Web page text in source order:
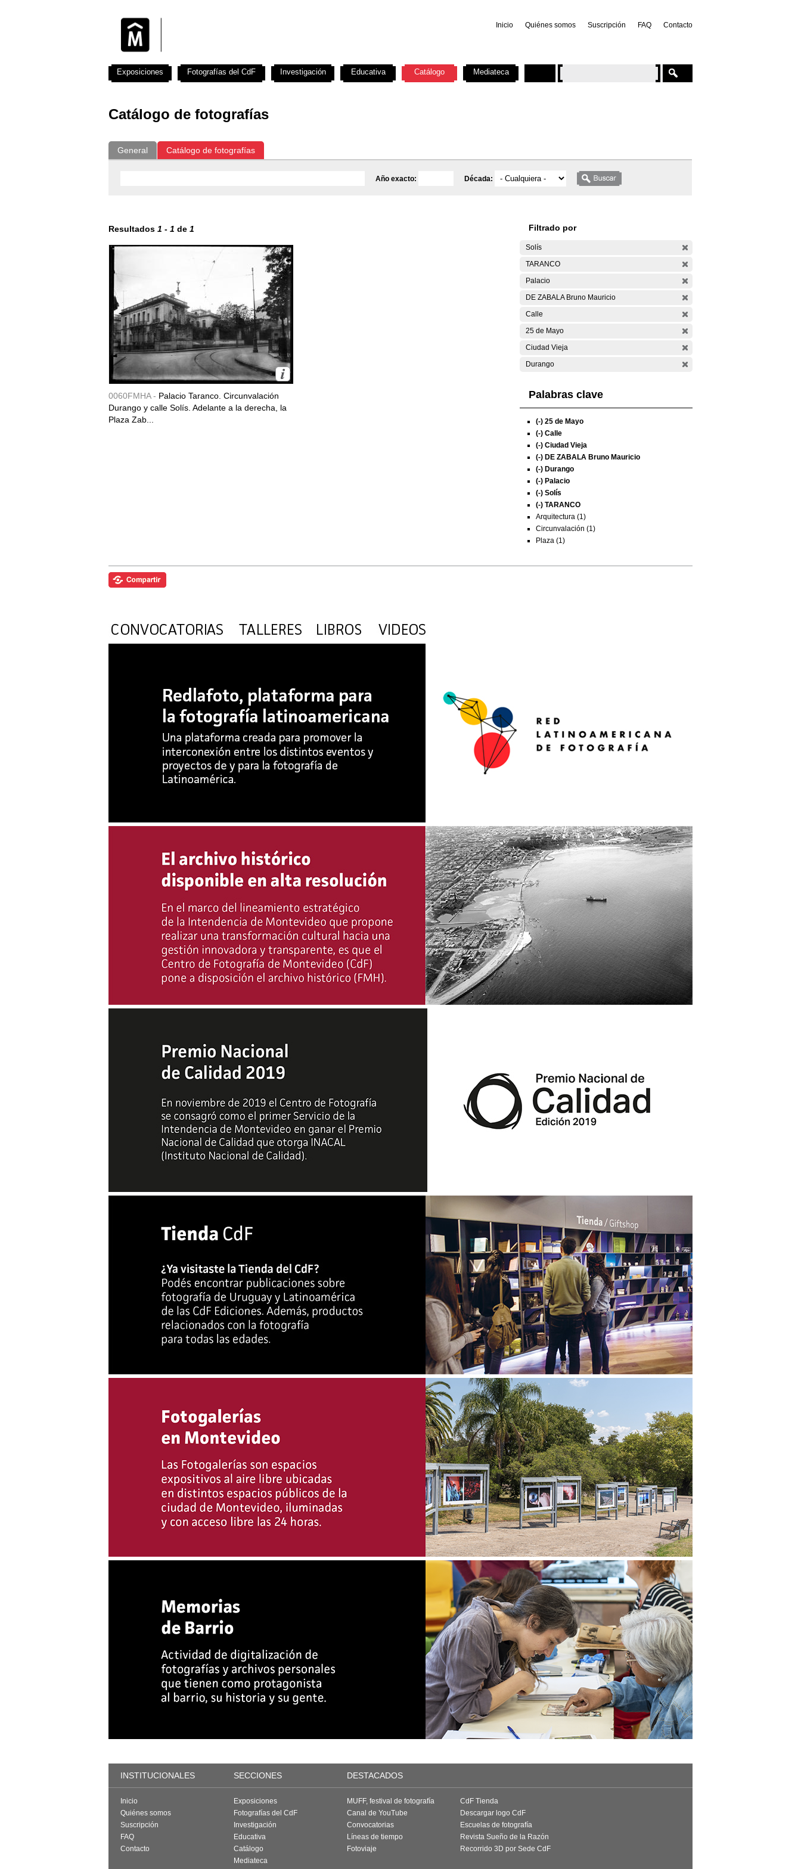
Inicio Quiénes somos Suscripción FAQ Contacto
Catálogo de fotografías
General Catálogo de fotografías
Año exacto: Década:
Resultados 1 - 1 de 1
0060FMHA - Palacio Taranco. Circunvalación
Durango y calle Solís. Adelante a la derecha, la
Plaza Zab...
Filtrado por
Solís
TARANCO
Palacio
DE ZABALA Bruno Mauricio
Calle
25 de Mayo
Ciudad Vieja
Durango
Palabras clave
(-) 25 de Mayo
(-) Calle
(-) Ciudad Vieja
(-) DE ZABALA Bruno Mauricio
(-) Durango
(-) Palacio
(-) Solís
(-) TARANCO
Arquitectura (1)
Circunvalación (1)
Plaza (1)
Exposiciones Fotografías del CdF Investigación Educativa Catálogo Mediateca
INSTITUCIONALES SECCIONES DESTACADOS
Inicio
Quiénes somos
Suscripción
FAQ
Contacto
Exposiciones
Fotografías del CdF
Investigación
Educativa
Catálogo
Mediateca
MUFF, festival de fotografía
Canal de YouTube
Convocatorias
Líneas de tiempo
Fotoviaje
CdF Tienda
Descargar logo CdF
Escuelas de fotografía
Revista Sueño de la Razón
Recorrido 3D por Sede CdF